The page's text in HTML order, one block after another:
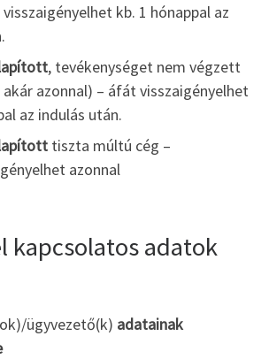
kb. 1 hónappal az
, tevékenységet nem végzett
akár azonnal) – áfát visszaigényelhet
az indulás után.
tiszta múltú cég –
azonnal
kapcsolatos adatok
ügyvezető(k) adatainak